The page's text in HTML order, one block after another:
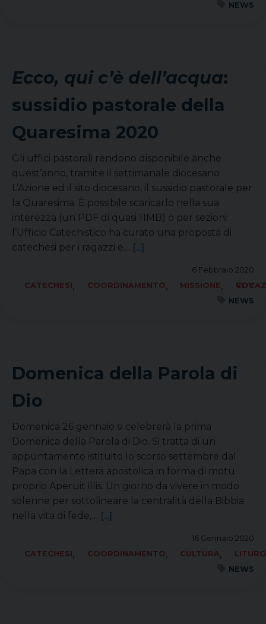
NEWS
Ecco, qui c’è dell’acqua:
sussidio pastorale della
Quaresima 2020
Gli uffici pastorali rendono disponibile anche
quest’anno, tramite il settimanale diocesano
L’Azione ed il sito diocesano, il sussidio pastorale per
la Quaresima. È possibile scaricarlo nella sua
interezza (un PDF di quasi 11MB) o per sezioni:
l’Ufficio Catechistico ha curato una proposta di
catechesi per i ragazzi e… [...]
6 Febbraio 2020
CATECHESI, COORDINAMENTO, MISSIONE,
VOCAZIONI CDV
NEWS
Domenica della Parola di
Dio
Domenica 26 gennaio si celebrerà la prima
Domenica della Parola di Dio. Si tratta di un
appuntamento istituito lo scorso settembre dal
Papa con la Lettera apostolica in forma di motu
proprio Aperuit illis. Un giorno da vivere in modo
solenne per sottolineare la centralità della Bibbia
nella vita di fede,… [...]
16 Gennaio 2020
CATECHESI, COORDINAMENTO, CULTURA,
NEWS